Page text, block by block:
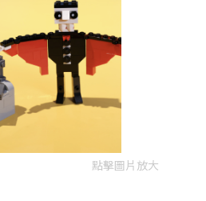
點擊圖片放大